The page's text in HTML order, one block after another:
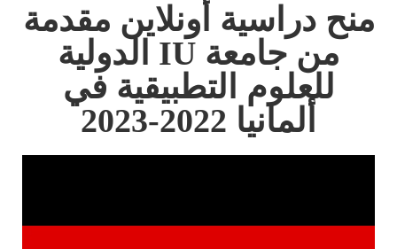
منح دراسية أونلاين مقدمة
من جامعة IU الدولية
للعلوم التطبيقية في
ألمانيا 2022-2023